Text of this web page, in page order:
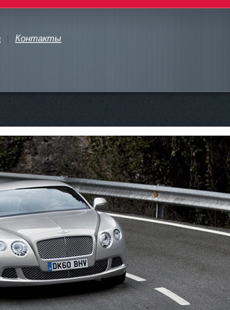
Контакты